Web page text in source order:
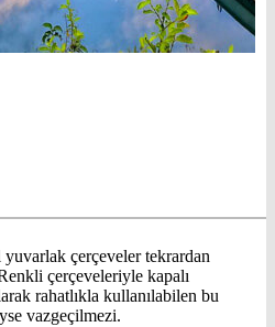
yuvarlak çerçeveler tekrardan
çerçeveleriyle kapalı
rahatlıkla kullanılabilen bu
vazgeçilmezi.